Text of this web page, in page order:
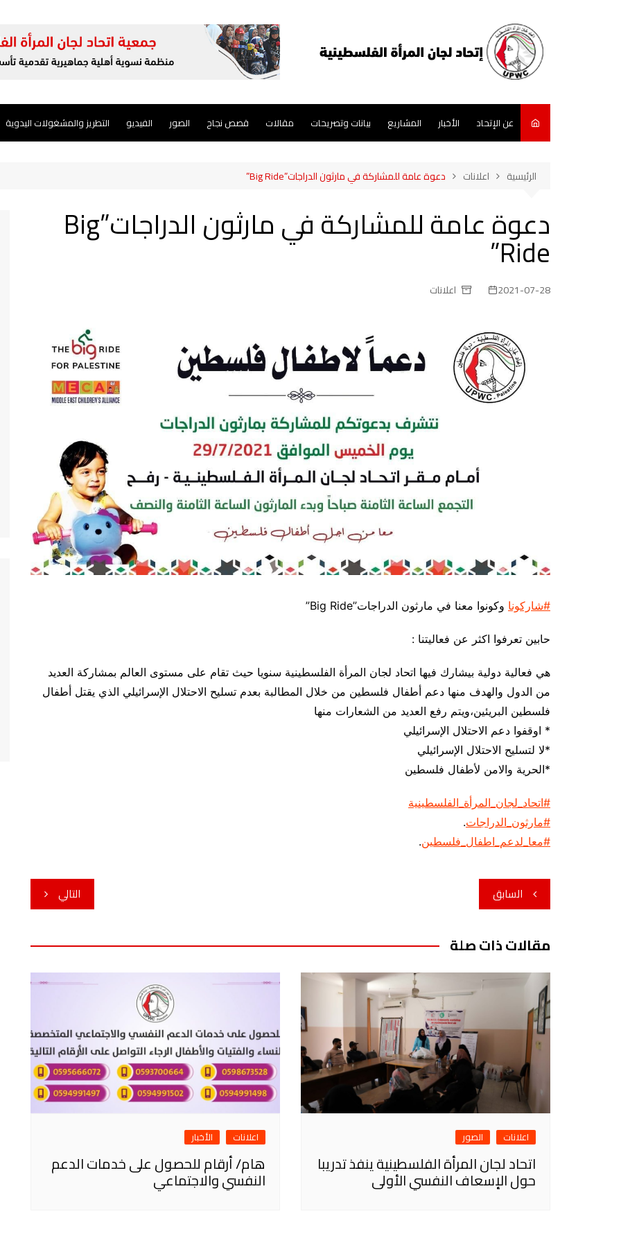
عن الإتحاد الأخبار المشاريع بيانات وتصريحات مقالات قصص نجاح الصور الفيديو التطريز والمشغولات اليدوية
الرئيسية اعلانات دعوة عامة للمشاركة في مارثون الدراجات”Big Ride”
دعوة عامة للمشاركة في مارثون الدراجات”Big
Ride”
2021-07-28 اعلانات
#شاركونا وكونوا معنا في مارثون الدراجات”Big Ride”
حابين تعرفوا اكثر عن فعاليتنا :
هي فعالية دولية بيشارك فيها اتحاد لجان المرأة الفلسطينية سنويا حيث تقام على مستوى العالم بمشاركة العديد
من الدول والهدف منها دعم أطفال فلسطين من خلال المطالبة بعدم تسليح الاحتلال الإسرائيلي الذي يقتل أطفال
فلسطين البريئين،ويتم رفع العديد من الشعارات منها
* اوقفوا دعم الاحتلال الإسرائيلي
*لا لتسليح الاحتلال الإسرائيلي
*الحرية والامن لأطفال فلسطين
#اتحاد_لجان_المرأة_الفلسطينية
#مارثون_الدراجات.
#معا_لدعم_اطفال_فلسطين.
تصفّح
المقالات
السابق التالي
مقالات ذات صلة
اعلانات الصور
اتحاد لجان المرأة الفلسطينية ينفذ تدريبا
حول الإسعاف النفسي الأولى
اعلانات الأخبار
هام/ أرقام للحصول على خدمات الدعم
النفسي والاجتماعي